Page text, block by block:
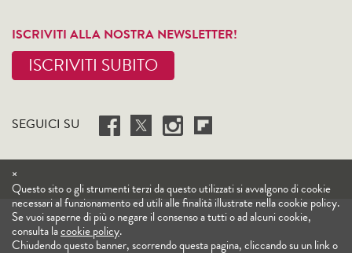
ISCRIVITI ALLA NOSTRA NEWSLETTER!
ISCRIVITI SUBITO
SEGUICI SU
×
Questo sito o gli strumenti terzi da questo utilizzati si avvalgono di cookie
necessari al funzionamento ed utili alle finalità illustrate nella cookie policy.
Se vuoi saperne di più o negare il consenso a tutti o ad alcuni cookie,
consulta lacookie policy.
Chiudendo questo banner, scorrendo questa pagina, cliccando su un link o